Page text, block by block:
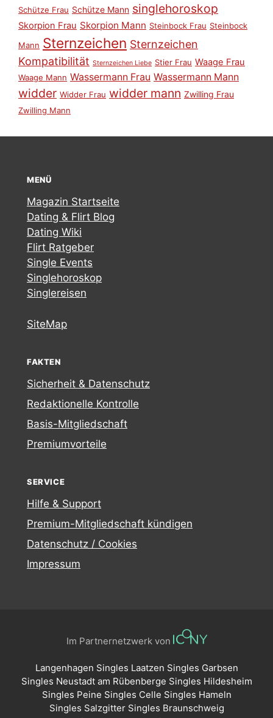
Schütze Frau Schütze Mann singlehoroskop
Skorpion Frau Skorpion Mann Steinbock Frau Steinbock
Mann Sternzeichen Sternzeichen
Kompatibilität Sternzeichen Liebe Stier Frau Waage Frau
Waage Mann Wassermann Frau Wassermann Mann
widder Widder Frau widder mann Zwilling Frau
Zwilling Mann
MENÜ
Magazin Startseite
Dating & Flirt Blog
Dating Wiki
Flirt Ratgeber
Single Events
Singlehoroskop
Singlereisen
SiteMap
FAKTEN
Sicherheit & Datenschutz
Redaktionelle Kontrolle
Basis-Mitgliedschaft
Premiumvorteile
SERVICE
Hilfe & Support
Premium-Mitgliedschaft kündigen
Datenschutz / Cookies
Impressum
Im Partnernetzwerk von
Langenhagen Singles Laatzen Singles Garbsen
Singles Neustadt am Rübenberge Singles Hildesheim
Singles Peine Singles Celle Singles Hameln
Singles Salzgitter Singles Braunschweig